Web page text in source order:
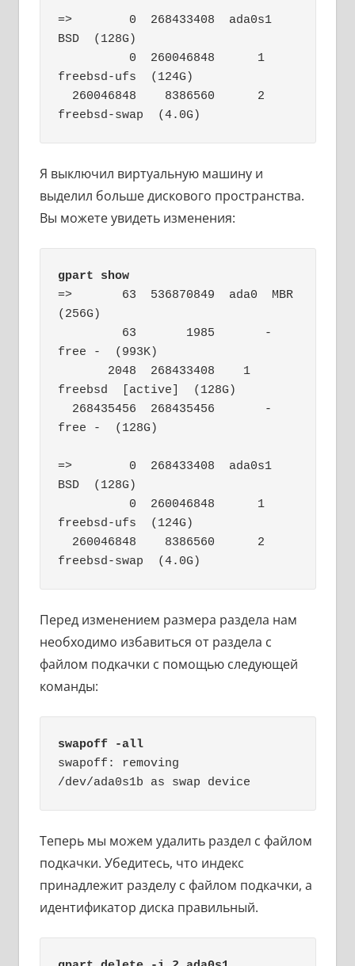
=>        0  268433408  ada0s1
BSD  (128G)
freebsd-ufs  (124G)
freebsd-swap  (4.0G)
Я выключил виртуальную машину и
выделил больше дискового пространства.
Вы можете увидеть изменения:
gpart show
=>       63  536870849  ada0  MBR
(256G)
free -  (993K)
freebsd  [active]  (128G)
free -  (128G)
=>        0  268433408  ada0s1
BSD  (128G)
freebsd-ufs  (124G)
freebsd-swap  (4.0G)
Перед изменением размера раздела нам
необходимо избавиться от раздела с
файлом подкачки с помощью следующей
команды:
swapoff -all
swapoff: removing
/dev/ada0s1b as swap device
Теперь мы можем удалить раздел с файлом
подкачки. Убедитесь, что индекс
принадлежит разделу с файлом подкачки, а
идентификатор диска правильный.